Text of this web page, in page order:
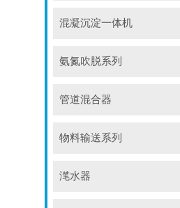
混凝沉淀一体机
氨氮吹脱系列
管道混合器
物料输送系列
滗水器